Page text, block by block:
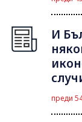
И
преди